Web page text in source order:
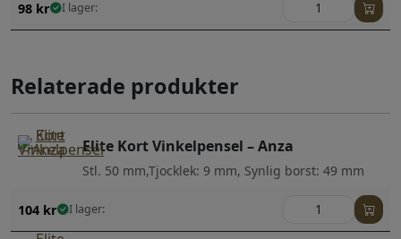
98 kr I lager:
Relaterade produkter
Elite Kort Vinkelpensel – Anza
Stl. 50 mm,Tjocklek: 9 mm, Synlig borst: 49 mm
104 kr I lager: